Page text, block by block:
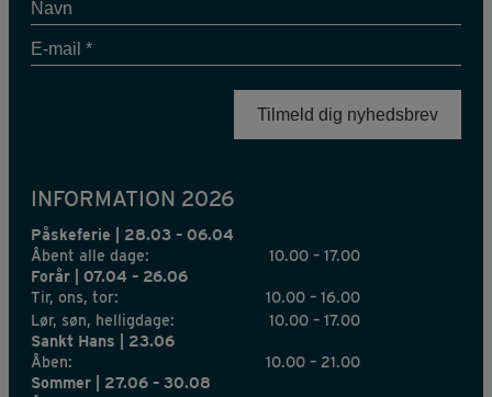
E-
mail
INFORMATION 2026
Påskeferie | 28.03 – 06.04
Åbent alle dage:
10.00 – 17.00
Forår | 07.04 – 26.06
Tir, ons, tor:
10.00 – 16.00
Lør, søn, helligdage:
10.00 – 17.00
Sankt Hans | 23.06
Åben:
10.00 – 21.00
Sommer | 27.06 – 30.08